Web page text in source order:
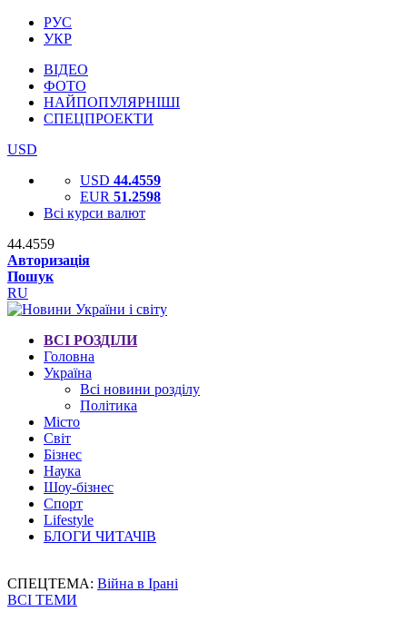
РУС
УКР
ВІДЕО
ФОТО
НАЙПОПУЛЯРНІШІ
СПЕЦПРОЕКТИ
USD
USD 44.4559
EUR 51.2598
Всі курси валют
44.4559
Авторизація
Пошук
RU
ВСІ РОЗДІЛИ
Головна
Україна
Всі новини розділу
Політика
Місто
Світ
Бізнес
Наука
Шоу-бізнес
Спорт
Lifestyle
БЛОГИ ЧИТАЧІВ
СПЕЦТЕМА: Війна в Ірані
ВСІ ТЕМИ